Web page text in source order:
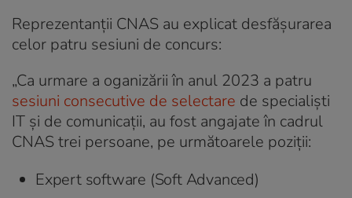
Reprezentanții CNAS au explicat desfășurarea
celor patru sesiuni de concurs:
„Ca urmare a oganizării în anul 2023 a patru
sesiuni consecutive de selectare de specialişti
IT şi de comunicaţii, au fost angajate în cadrul
CNAS trei persoane, pe următoarele poziţii:
Expert software (Soft Advanced)